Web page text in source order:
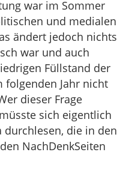
war im Sommer
und medialen
ändert jedoch nichts
war und auch
Füllstand der
folgenden Jahr nicht
dieser Frage
sich eigentlich
durchlesen, die in den
NachDenkSeiten